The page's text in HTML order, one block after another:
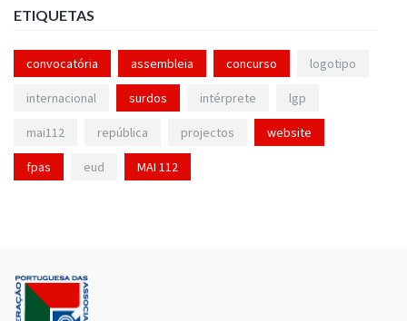
ETIQUETAS
convocatória assembleia concurso logotipo
internacional surdos intérprete lgp
mai112 república projectos website
fpas eud MAI 112